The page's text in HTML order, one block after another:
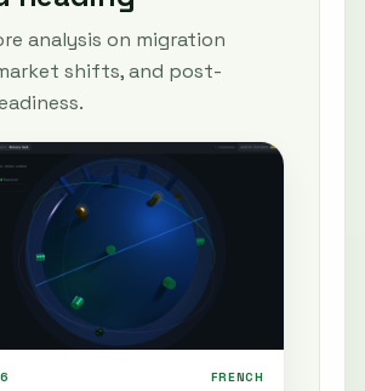
analysis on migration
shifts, and post-
FRENCH